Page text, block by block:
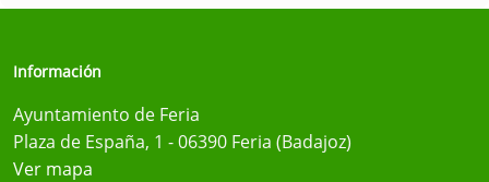
Información
Ayuntamiento de Feria
Plaza de España, 1 - 06390 Feria (Badajoz)
Ver mapa